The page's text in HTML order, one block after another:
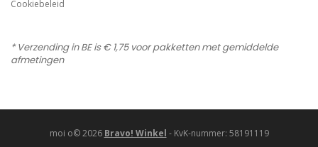
Cookiebeleid
* Verzending in BE is € 1,75 voor pakketten met gemiddelde
afmetingen
moi o© 2026 Bravo! Winkel - KvK-nummer: 58191119